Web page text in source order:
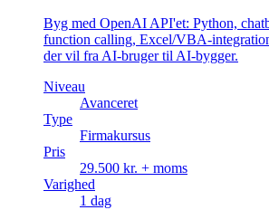
Byg med OpenAI API'et: Python,
function calling, Excel/VBA-
der vil fra AI-bruger til AI-bygger.
Niveau
Avanceret
Type
Firmakursus
Pris
29.500 kr. + moms
Varighed
1 dag